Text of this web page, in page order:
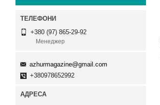
+380 (97) 865-29-92
Менеджер
azhurmagazine@gmail.com
+380978652992